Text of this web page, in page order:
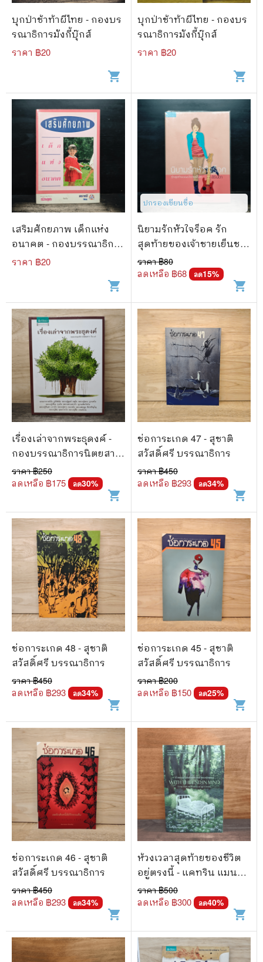
บุกป่าช้าท้าผีไทย - กองบร
รณาธิการมังกี้บุ๊กส์
ราคา ฿20
shopping_cart
บุกป่าช้าท้าผีไทย - กองบร
รณาธิการมังกี้บุ๊กส์
ราคา ฿20
shopping_cart
เสริมศักยภาพ เด็กแห่ง
อนาคต - กองบรรณาธิการ
รักลูก
ราคา ฿20
shopping_cart
ปกรองเขียนชื่อ
นิยามรักหัวใจร็อค รัก
สุดท้ายของเจ้าชายเย็นชา -
สิรินดา
ราคา ฿80
ลดเหลือ ฿68 ลด15%
shopping_cart
เรื่องเล่าจากพระธุดงค์ -
กองบรรณาธิการนิตยสาร
Secret
ราคา ฿250
ลดเหลือ ฿175 ลด30%
shopping_cart
ช่อการะเกด 47 - สุชาติ
สวัสดิ์ศรี บรรณาธิการ
ราคา ฿450
ลดเหลือ ฿293 ลด34%
shopping_cart
ช่อการะเกด 48 - สุชาติ
สวัสดิ์ศรี บรรณาธิการ
ราคา ฿450
ลดเหลือ ฿293 ลด34%
shopping_cart
ช่อการะเกด 45 - สุชาติ
สวัสดิ์ศรี บรรณาธิการ
ราคา ฿200
ลดเหลือ ฿150 ลด25%
shopping_cart
ช่อการะเกด 46 - สุชาติ
สวัสดิ์ศรี บรรณาธิการ
ราคา ฿450
ลดเหลือ ฿293 ลด34%
shopping_cart
ห้วงเวลาสุดท้ายของชีวิต
อยู่ตรงนี้ - แคทริน แมน
นิกซ์
ราคา ฿500
ลดเหลือ ฿300 ลด40%
shopping_cart